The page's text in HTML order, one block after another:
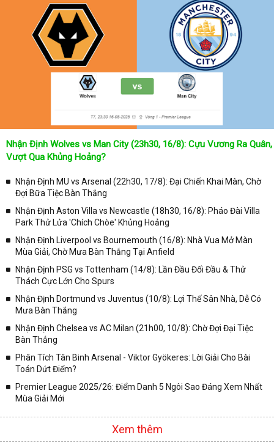
cả 2 đội tuyển bóng đá đang đạt được.
Không chỉ dừng lại ở đó, những người hâm mộ bóng đá có thể cập
nhật được chính xác về lịch phát sóng bóng đá được tường thuật
trực tiếp ở trên những kênh truyền hình thể thao lớn nhất hiện nay
như: VTV3, K+, SCTV, Thể thao TV,... Nếu như bạn không muốn
bỏ lỡ bất kỳ một trận đấu bóng đá nào trong từng mùa giải, hãy
thường xuyên vào chuyên mụcLịch Thi Đấutại chuyên trang
để cập nhật thông tin chính xác nhất nhé!
Lịch thi đấu được cập nhật chính xác trong toàn bộ các giải
Tại Lịch Thi Đấu của chuyên trang kqbongda.net
sẽ cập nhanh
chóng và chính xác nhất thời gian từng trận đấu bóng đá diễn ra ở
trong từng giải đấu như:
✓ Giải đấu bóng đá Ngoại hạng Anh;
✓ Giải bóng Cúp C1 Châu Âu;
✓ Giải VĐQG Tây Ban Nha;
✓ VĐQG Đức;
✓ VĐQG Pháp;
✓ Liên Đoàn Anh;
✓ U23 Châu Á;
✓ Euro 2020;
✓ VLWC KV Châu Á;
Nhận Định Wolves vs Man City (23h30, 16/8): Cựu Vương Ra Quân,
Vượt Qua Khủng Hoảng?
Nhận Định MU vs Arsenal (22h30, 17/8): Đại Chiến Khai Màn, Chờ
Đợi Bữa Tiệc Bàn Thắng
Nhận Định Aston Villa vs Newcastle (18h30, 16/8): Pháo Đài Villa
Park Thử Lửa 'Chích Chòe' Khủng Hoảng
Nhận Định Liverpool vs Bournemouth (16/8): Nhà Vua Mở Màn
Mùa Giải, Chờ Mưa Bàn Thắng Tại Anfield
Nhận Định PSG vs Tottenham (14/8): Lần Đầu Đối Đầu & Thử
Thách Cực Lớn Cho Spurs
Nhận Định Dortmund vs Juventus (10/8): Lợi Thế Sân Nhà, Dễ Có
Mưa Bàn Thắng
Nhận Định Chelsea vs AC Milan (21h00, 10/8): Chờ Đợi Đại Tiệc
Bàn Thắng
Phân Tích Tân Binh Arsenal - Viktor Gyökeres: Lời Giải Cho Bài
Toán Dứt Điểm?
Premier League 2025/26: Điểm Danh 5 Ngôi Sao Đáng Xem Nhất
Mùa Giải Mới
Xem thêm